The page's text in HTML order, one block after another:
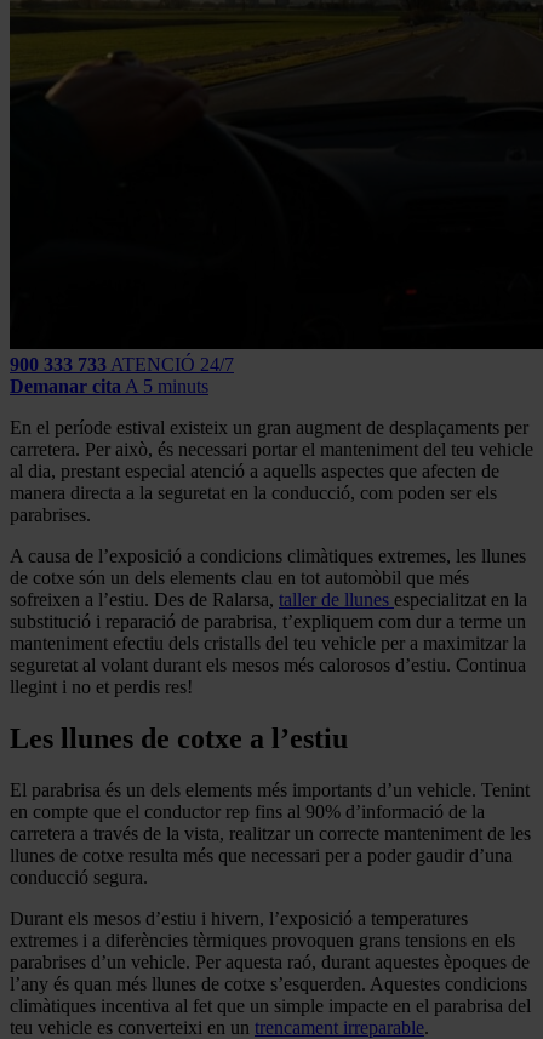
900 333 733 ATENCIÓ 24/7
Demanar cita A 5 minuts
En el període estival existeix un gran augment de desplaçaments per
carretera. Per això, és necessari portar el manteniment del teu vehicle
al dia, prestant especial atenció a aquells aspectes que afecten de
manera directa a la seguretat en la conducció, com poden ser els
parabrises.
A causa de l’exposició a condicions climàtiques extremes, les llunes
de cotxe són un dels elements clau en tot automòbil que més
sofreixen a l’estiu. Des de Ralarsa, taller de llunes especialitzat en la
substitució i reparació de parabrisa, t’expliquem com dur a terme un
manteniment efectiu dels cristalls del teu vehicle per a maximitzar la
seguretat al volant durant els mesos més calorosos d’estiu. Continua
llegint i no et perdis res!
Les llunes de cotxe a l’estiu
El parabrisa és un dels elements més importants d’un vehicle. Tenint
en compte que el conductor rep fins al 90% d’informació de la
carretera a través de la vista, realitzar un correcte manteniment de les
llunes de cotxe resulta més que necessari per a poder gaudir d’una
conducció segura.
Durant els mesos d’estiu i hivern, l’exposició a temperatures
extremes i a diferències tèrmiques provoquen grans tensions en els
parabrises d’un vehicle. Per aquesta raó, durant aquestes èpoques de
l’any és quan més llunes de cotxe s’esquerden. Aquestes condicions
climàtiques incentiva al fet que un simple impacte en el parabrisa del
teu vehicle es converteixi en un trencament irreparable.